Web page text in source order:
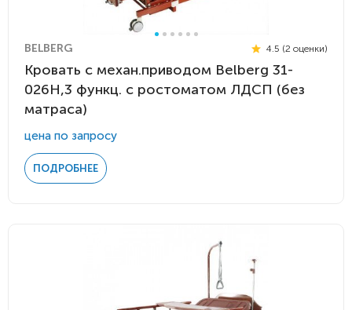
BELBERG 4.5 (2 оценки)
Кровать c механ.приводом Belberg 31-
026H,3 функц. с ростоматом ЛДСП (без
матраса)
цена по запросу
ПОДРОБНЕЕ